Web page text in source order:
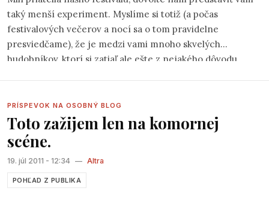
taký menší experiment. Myslíme si totiž (a počas
festivalových večerov a nocí sa o tom pravidelne
presviedčame), že je medzi vami mnoho skvelých
hudobníkov, ktorí si zatiaľ ale ešte z nejakého dôvodu
Zahoďte ostych a trému, neistote pošlite rozlúčkový telegram!
Staňte sa hviezdou Open scény Folkovania pod Skalkou!
PRÍSPEVOK NA OSOBNÝ BLOG
Toto zažijem len na komornej
scéne.
19. júl 2011 - 12:34 — Altra
POHĽAD Z PUBLIKA